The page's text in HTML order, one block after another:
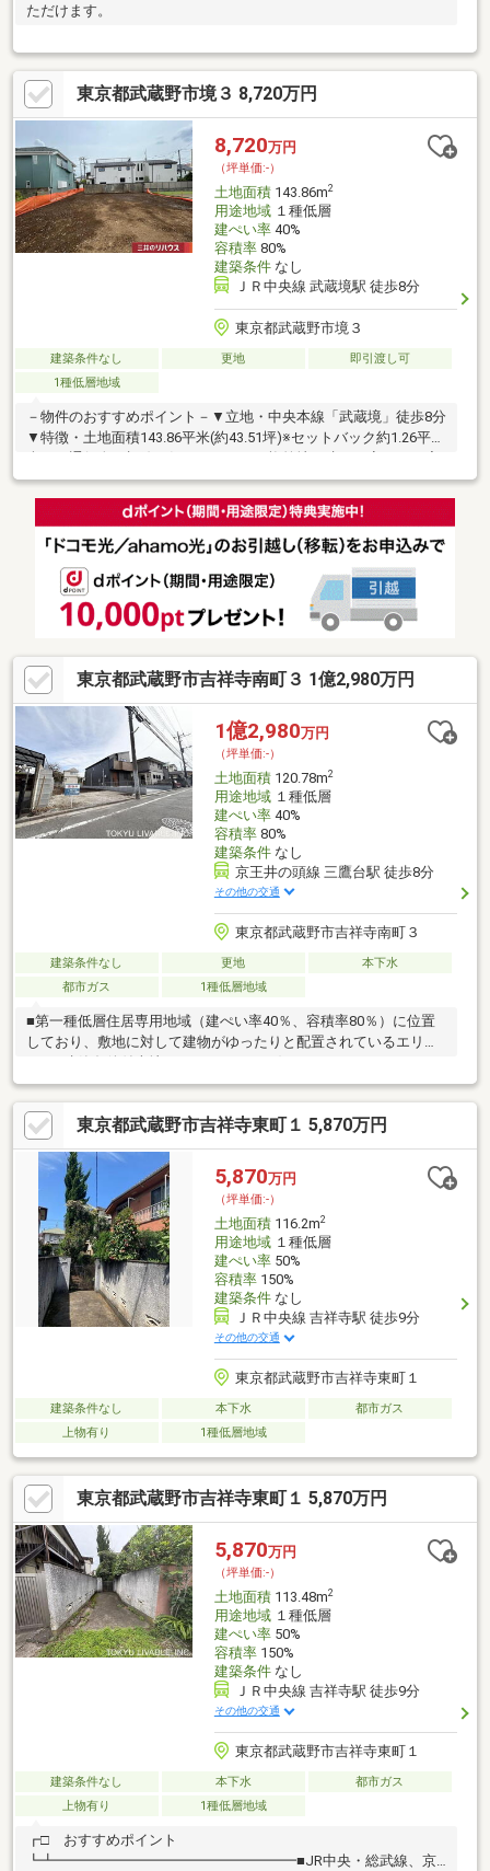
ただけます。
東京都武蔵野市境３ 8,720万円
8,720万円
（坪単価:-）
土地面積143.86m2
用途地域１種低層
建ぺい率40%
容積率80%
建築条件なし
ＪＲ中央線 武蔵境駅 徒歩8分
東京都武蔵野市境３
建築条件なし 更地
即引渡し可
1種低層地域
－物件のおすすめポイント－▼立地・中央本線「武蔵境」徒歩8分
▼特徴・土地面積143.86平米(約43.51坪)※セットバック約1.26平米
積率80％・前面道路は南西側幅員約4.0m(私道)・建築条件付宅地
販売ではありません・お好きなハウスメーカー・工務店で建築可
能・即引渡し可能(残金精算後)▼周辺環境・TAIRAYA武蔵境店 徒
歩4分(約300m)・武蔵野市立第二小学校 徒歩4分(約290m)■ ご希望
相談はお気軽にお問い合わせください。
東京都武蔵野市吉祥寺南町３ 1億2,980万円
1億2,980万円
（坪単価:-）
土地面積120.78m2
用途地域１種低層
建ぺい率40%
容積率80%
建築条件なし
京王井の頭線 三鷹台駅 徒歩8分
その他の交通
東京都武蔵野市吉祥寺南町３
建築条件なし 更地
本下水
都市ガス
1種低層地域
■第一種低層住居専用地域（建ぺい率40％、容積率80％）に位置
しており、敷地に対して建物がゆったりと配置されているエリア
工務店での建築が可能です間取り、設備、外観、全て自分好みの
スタイルで一からご検討いただくことが可能です■現況更地のた
め、建物解体費用がかからず、設計完了後、スムーズに着工が可
能です■Life Information・まいばすけっと吉祥寺南町4丁目店 約
450ｍ・三浦屋松庵店 約550ｍ・マツモトキヨシ三鷹台駅前店 約
540ｍ・オダキューＯＸ 三鷹台店 約640ｍ・都立井の頭恩賜公園
約330ｍ
東京都武蔵野市吉祥寺東町１ 5,870万円
5,870万円
（坪単価:-）
土地面積116.2m2
用途地域１種低層
建ぺい率50%
容積率150%
建築条件なし
ＪＲ中央線 吉祥寺駅 徒歩9分
その他の交通
東京都武蔵野市吉祥寺東町１
建築条件なし 本下水
都市ガス
上物有り
1種低層地域
東京都武蔵野市吉祥寺東町１ 5,870万円
5,870万円
（坪単価:-）
土地面積113.48m2
用途地域１種低層
建ぺい率50%
容積率150%
建築条件なし
ＪＲ中央線 吉祥寺駅 徒歩9分
その他の交通
東京都武蔵野市吉祥寺東町１
建築条件なし 本下水
都市ガス
上物有り
1種低層地域
┏□ おすすめポイント
┗┻━━━━━━━━━━━━━━━━━■JR中央・総武線、京